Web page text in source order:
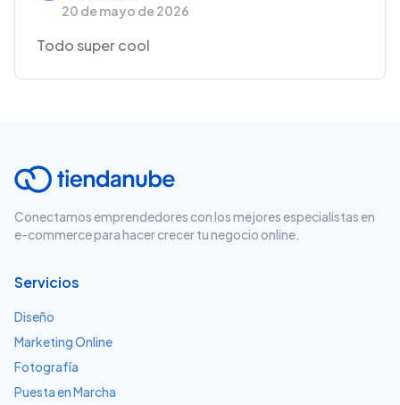
20 de mayo de 2026
Todo super cool
Conectamos emprendedores con los mejores especialistas en
e-commerce para hacer crecer tu negocio online.
Servicios
Diseño
Marketing Online
Fotografía
Puesta en Marcha